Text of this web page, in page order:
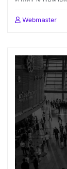
Webmaster